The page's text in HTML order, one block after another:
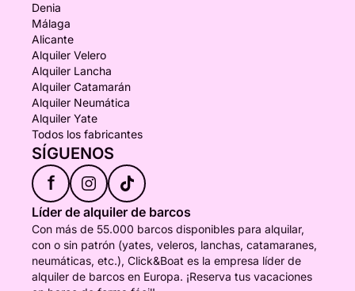
Denia
Málaga
Alicante
Alquiler Velero
Alquiler Lancha
Alquiler Catamarán
Alquiler Neumática
Alquiler Yate
Todos los fabricantes
SÍGUENOS
f
Líder de alquiler de barcos
Con más de 55.000 barcos disponibles para alquilar,
con o sin patrón (yates, veleros, lanchas, catamaranes,
neumáticas, etc.), Click&Boat es la empresa líder de
alquiler de barcos en Europa. ¡Reserva tus vacaciones